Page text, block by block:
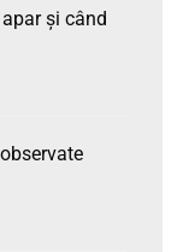
și când